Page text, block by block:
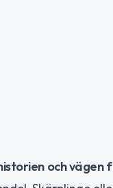
och vägen